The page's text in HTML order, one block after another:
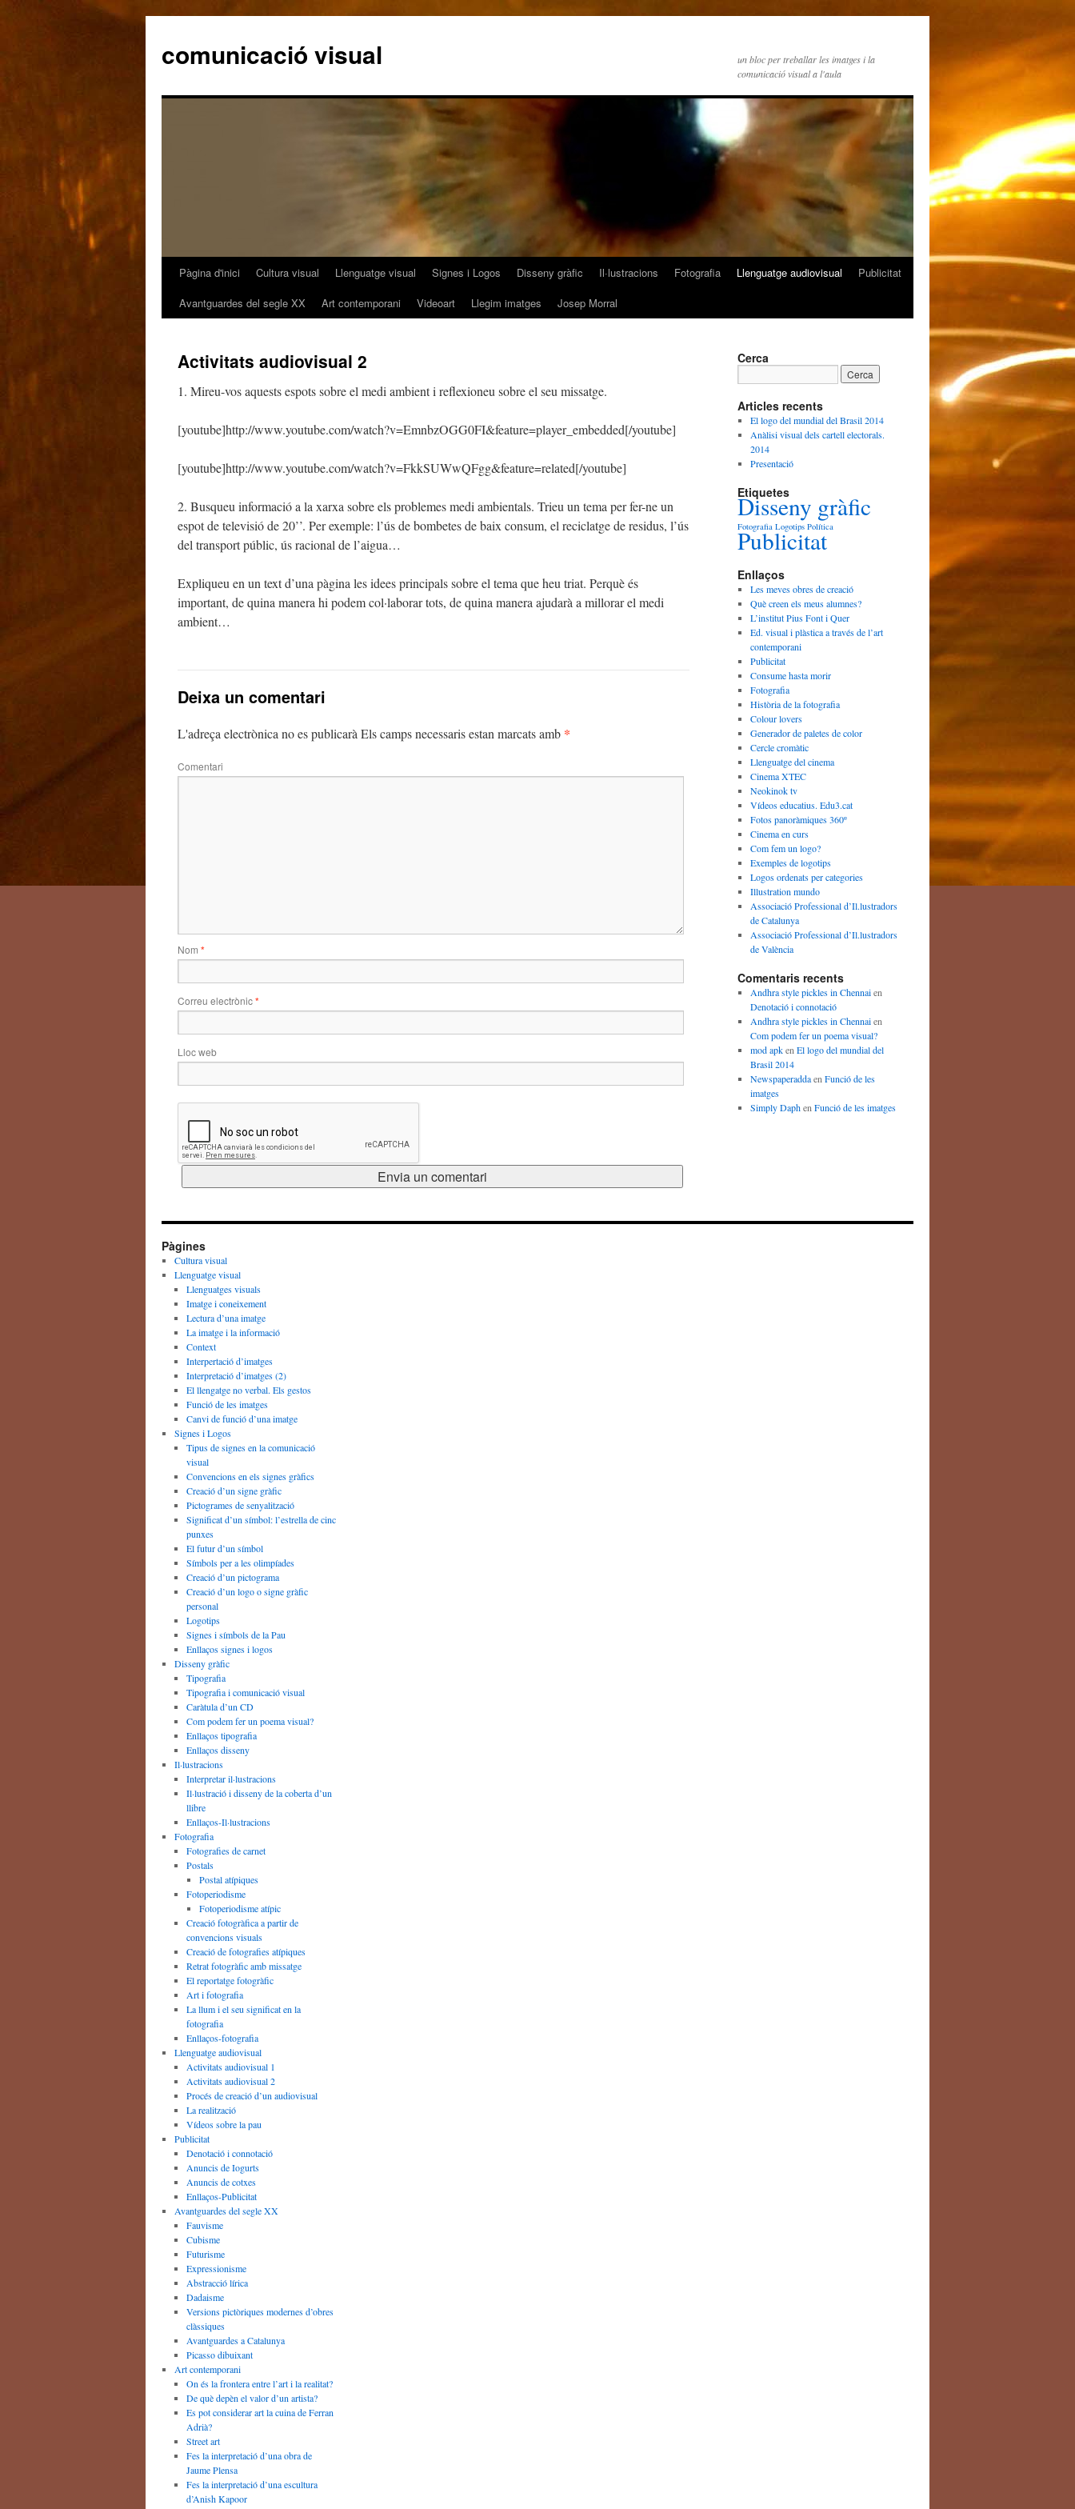
comunicació visual
un bloc per treballar les imatges i la
comunicació visual a l'aula
VésPàgina d'inici Cultura visual Llenguatge visual Signes i Logos Disseny gràfic Il·lustracions Fotografia Llenguatge audiovisual
Publicitat
Avantguardes del segle XX
Art contemporani Videoart Llegim imatges Josep Morral
Activitats audiovisual 2
1. Mireu-vos aquests espots sobre el medi ambient i reflexioneu sobre el seu missatge.
[youtube]http://www.youtube.com/watch?v=EmnbzOGG0FI&feature=player_embedded[/youtube]
[youtube]http://www.youtube.com/watch?v=FkkSUWwQFgg&feature=related[/youtube]
2. Busqueu informació a la xarxa sobre els problemes medi ambientals. Trieu un tema per fer-ne un
espot de televisió de 20’’. Per exemple: l’ús de bombetes de baix consum, el reciclatge de residus, l’ús
del transport públic, ús racional de l’aigua…
Expliqueu en un text d’una pàgina les idees principals sobre el tema que heu triat. Perquè és
important, de quina manera hi podem col·laborar tots, de quina manera ajudarà a millorar el medi
ambient…
Deixa un comentari
L'adreça electrònica no es publicarà Els camps necessaris estan marcats amb *
Comentari
Nom *
Correu electrònic*
Lloc web
Cerca
Articles recents
El logo del mundial del Brasil 2014
Anàlisi visual dels cartell electorals.
2014
Presentació
Etiquetes
Disseny gràfic
Fotografia Logotips Política
Publicitat
Enllaços
Les meves obres de creació
Què creen els meus alumnes?
L’institut Pius Font i Quer
Ed. visual i plàstica a través de l’art
contemporani
Publicitat
Consume hasta morir
Fotografia
Història de la fotografia
Colour lovers
Generador de paletes de color
Cercle cromàtic
Llenguatge del cinema
Cinema XTEC
Neokinok tv
Vídeos educatius. Edu3.cat
Fotos panoràmiques 360º
Cinema en curs
Com fem un logo?
Exemples de logotips
Logos ordenats per categories
Illustration mundo
Associació Professional d’Il.lustradors
de Catalunya
Associació Professional d’Il.lustradors
de València
Comentaris recents
Andhra style pickles in Chennaien
Denotació i connotació
Andhra style pickles in Chennaien
Com podem fer un poema visual?
mod apken El logo del mundial del
Brasil 2014
Newspaperaddaen Funció de les
imatges
Simply Daphen Funció de les imatges
Pàgines
Cultura visual
Llenguatge visual
Llenguatges visuals
Imatge i coneixement
Lectura d’una imatge
La imatge i la informació
Context
Interpertació d’imatges
Interpretació d’imatges (2)
El llengatge no verbal. Els gestos
Funció de les imatges
Canvi de funció d’una imatge
Signes i Logos
Tipus de signes en la comunicació
visual
Convencions en els signes gràfics
Creació d’un signe gràfic
Pictogrames de senyalització
Significat d’un símbol: l’estrella de cinc
punxes
El futur d’un símbol
Símbols per a les olimpíades
Creació d’un pictograma
Creació d’un logo o signe gràfic
personal
Logotips
Signes i símbols de la Pau
Enllaços signes i logos
Disseny gràfic
Tipografia
Tipografia i comunicació visual
Caràtula d’un CD
Com podem fer un poema visual?
Enllaços tipografia
Enllaços disseny
Il·lustracions
Interpretar il·lustracions
Il·lustració i disseny de la coberta d’un
llibre
Enllaços-Il·lustracions
Fotografia
Fotografies de carnet
Postals
Postal atípiques
Fotoperiodisme
Fotoperiodisme atípic
Creació fotogràfica a partir de
convencions visuals
Creació de fotografies atípiques
Retrat fotogràfic amb missatge
El reportatge fotogràfic
Art i fotografia
La llum i el seu significat en la
fotografia
Enllaços-fotografia
Llenguatge audiovisual
Activitats audiovisual 1
Activitats audiovisual 2
Procés de creació d’un audiovisual
La realització
Vídeos sobre la pau
Publicitat
Denotació i connotació
Anuncis de Iogurts
Anuncis de cotxes
Enllaços-Publicitat
Avantguardes del segle XX
Fauvisme
Cubisme
Futurisme
Expressionisme
Abstracció lírica
Dadaisme
Versions pictòriques modernes d’obres
clàssiques
Avantguardes a Catalunya
Picasso dibuixant
Art contemporani
On és la frontera entre l’art i la realitat?
De què depèn el valor d’un artista?
Es pot considerar art la cuina de Ferran
Adrià?
Street art
Fes la interpretació d’una obra de
Jaume Plensa
Fes la interpretació d’una escultura
d’Anish Kapoor